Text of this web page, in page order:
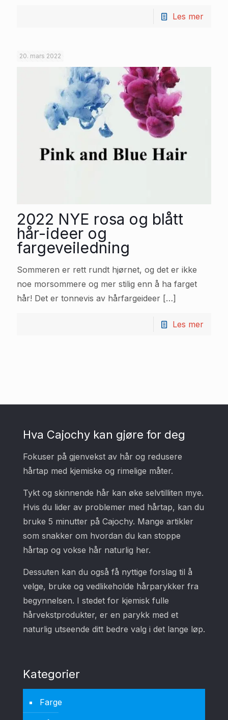
Les mer
20. mars 2022
2022 NYE rosa og blått
hår-ideer og
fargeveiledning
Sommeren er rett rundt hjørnet, og det er ikke
noe morsommere og mer stilig enn å ha farget
hår! Det er tonnevis av hårfargeideer […]
Les mer
Hva Cajochy kan gjøre for deg
Fokuser på gjenvekst av hår og redusere
hårtap med kjemiske og rimelige måter.
Tykt og skinnende hår kan øke selvtilliten mye.
Hvis du lider av problemer med hårtap, kan du
bruke 5 minutter på Cajochy. Mange artikler
som snakker om hvordan du kan stoppe
hårtap og vokse hår naturlig her.
Dessuten kan du også få nyttige forslag til å
velge, bruke og vedlikeholde hårparykker fra
begynnelsen. I stedet for kjemisk fulle
hårvekstprodukter, er en parykk med et
naturlig utseende ditt bedre valg i det lange løp.
Kategorier
Farge